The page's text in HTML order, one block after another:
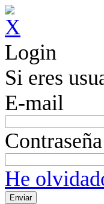
Login
Si eres
E-mail
Contraseña
He